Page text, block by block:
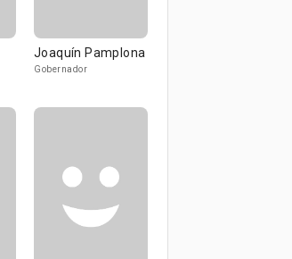
Joaquín Pamplona
Gobernador